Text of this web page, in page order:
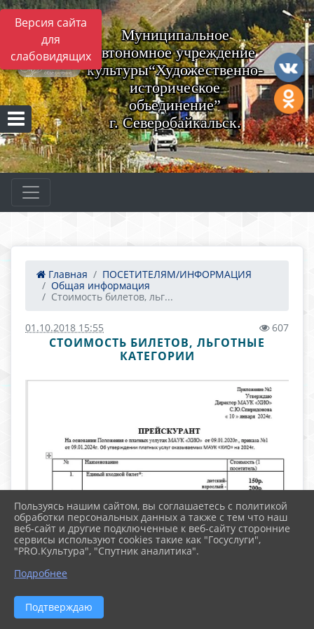
Версия сайта
для
слабовидящих
Муниципальное
автономное учреждение
культуры“Художественно-
историческое
объединение”
г. Северобайкальск.
Главная
ПОСЕТИТЕЛЯМ/ИНФОРМАЦИЯ
Общая информация
Стоимость билетов, льг...
01.10.2018 15:55 607
СТОИМОСТЬ БИЛЕТОВ, ЛЬГОТНЫЕ
КАТЕГОРИИ
Пользуясь нашим сайтом, вы соглашаетесь с политикой
обработки персональных данных а также с тем что наш
веб-сайт и другие подключенные к веб-сайту сторонние
сервисы используют cookies такие как "Госуслуги",
"PRO.Культура", "Спутник аналитика".
Подробнее
Подтверждаю